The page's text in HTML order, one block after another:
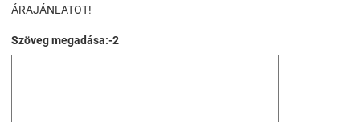
ÁRAJÁNLATOT!
Szöveg megadása:-2